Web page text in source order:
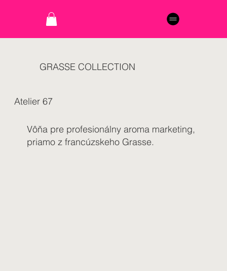
Vôňa pre profesionálny aroma marketing,
priamo z francúzskeho Grasse.
Atelier 67
GRASSE COLLECTION